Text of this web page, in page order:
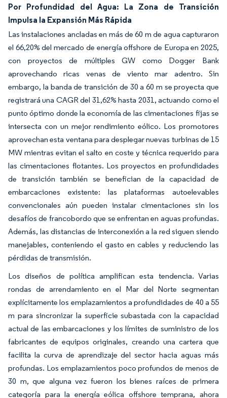
Por Profundidad del Agua: La Zona de Transición
Impulsa la Expansión Más Rápida
Las instalaciones ancladas en más de 60 m de agua capturaron
el 66,20% del mercado de energía offshore de Europa en 2025,
con proyectos de múltiples GW como Dogger Bank
aprovechando ricas venas de viento mar adentro. Sin
embargo, la banda de transición de 30 a 60 m se proyecta que
registrará una CAGR del 31,62% hasta 2031, actuando como el
punto óptimo donde la economía de las cimentaciones fijas se
intersecta con un mejor rendimiento eólico. Los promotores
aprovechan esta ventana para desplegar nuevas turbinas de 15
MW mientras evitan el salto en coste y técnica requerido para
las cimentaciones flotantes. Los proyectos en profundidades
de transición también se benefician de la capacidad de
embarcaciones existente: las plataformas autoelevables
convencionales aún pueden instalar cimentaciones sin los
desafíos de francobordo que se enfrentan en aguas profundas.
Además, las distancias de interconexión a la red siguen siendo
manejables, conteniendo el gasto en cables y reduciendo las
pérdidas de transmisión.
Los diseños de política amplifican esta tendencia. Varias
rondas de arrendamiento en el Mar del Norte segmentan
explícitamente los emplazamientos a profundidades de 40 a 55
m para sincronizar la superficie subastada con la capacidad
actual de las embarcaciones y los límites de suministro de los
fabricantes de equipos originales, creando una cartera que
facilita la curva de aprendizaje del sector hacia aguas más
profundas. Los emplazamientos poco profundos de menos de
30 m, que alguna vez fueron los bienes raíces de primera
categoría para la energía eólica offshore temprana, ahora